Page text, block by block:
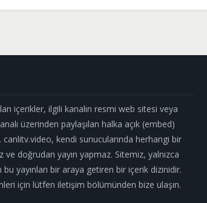
içerikler, ilgili kanalın resmi web sitesi veya
üzerinden paylaşılan halka açık (embed)
canlitv.video, kendi sunucularında herhangi bir
ve doğrudan yayın yapmaz. Sitemiz, yalnızca
bu yayınları bir araya getiren bir içerik dizinidir.
için lütfen iletişim bölümünden bize ulaşın.